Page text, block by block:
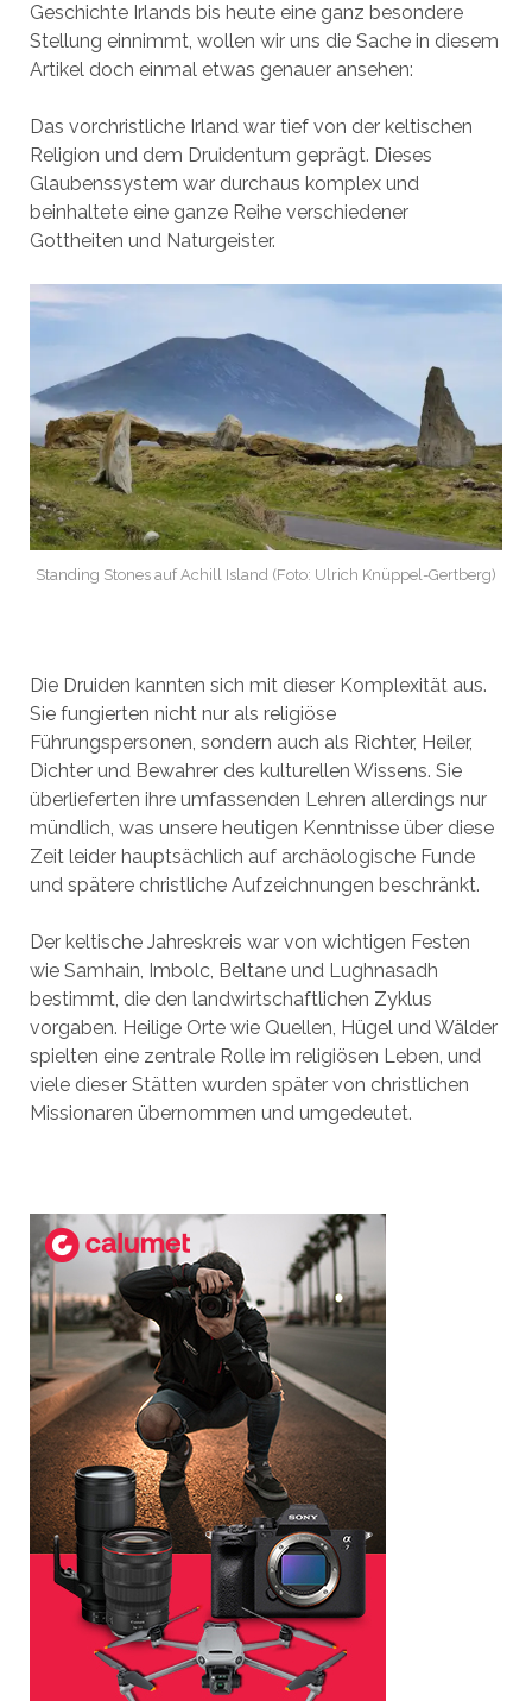
Geschichte Irlands bis heute eine ganz besondere
Stellung einnimmt, wollen wir uns die Sache in diesem
Artikel doch einmal etwas genauer ansehen:
Das vorchristliche Irland war tief von der keltischen
Religion und dem Druidentum geprägt. Dieses
Glaubenssystem war durchaus komplex und
beinhaltete eine ganze Reihe verschiedener
Gottheiten und Naturgeister.
Standing Stones auf Achill Island (Foto: Ulrich Knüppel-Gertberg)
Die Druiden kannten sich mit dieser Komplexität aus.
Sie fungierten nicht nur als religiöse
Führungspersonen, sondern auch als Richter, Heiler,
Dichter und Bewahrer des kulturellen Wissens. Sie
überlieferten ihre umfassenden Lehren allerdings nur
mündlich, was unsere heutigen Kenntnisse über diese
Zeit leider hauptsächlich auf archäologische Funde
und spätere christliche Aufzeichnungen beschränkt.
Der keltische Jahreskreis war von wichtigen Festen
wie Samhain, Imbolc, Beltane und Lughnasadh
bestimmt, die den landwirtschaftlichen Zyklus
vorgaben. Heilige Orte wie Quellen, Hügel und Wälder
spielten eine zentrale Rolle im religiösen Leben, und
viele dieser Stätten wurden später von christlichen
Missionaren übernommen und umgedeutet.